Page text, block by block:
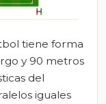
tiene forma
y 90 metros
del
iguales